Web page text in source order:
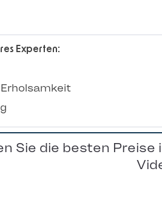
Experten:
Erholsamkeit
Sie die besten Preise